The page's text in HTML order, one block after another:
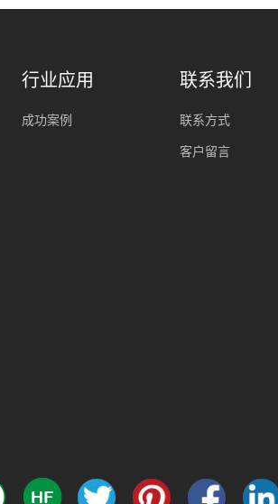
行业应用
成功案例
联系我们
联系方式
客户留言